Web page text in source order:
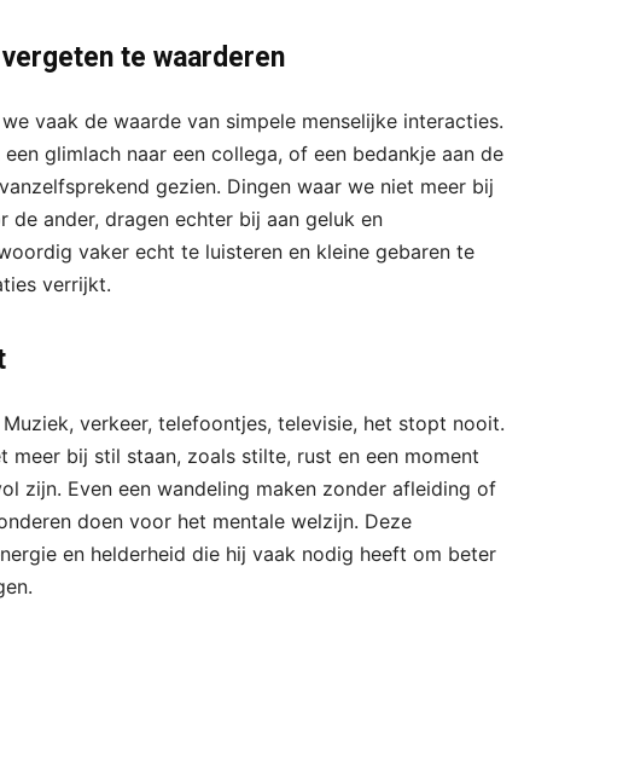
te waarderen
vaak de waarde van simpele menselijke interacties.
glimlach naar een collega, of een bedankje aan de
gezien. Dingen waar we niet meer bij
de ander, dragen echter bij aan geluk en
vaker echt te luisteren en kleine gebaren te
verrijkt.
verkeer, telefoontjes, televisie, het stopt nooit.
bij stil staan, zoals stilte, rust en een moment
zijn. Even een wandeling maken zonder afleiding of
doen voor het mentale welzijn. Deze
en helderheid die hij vaak nodig heeft om beter